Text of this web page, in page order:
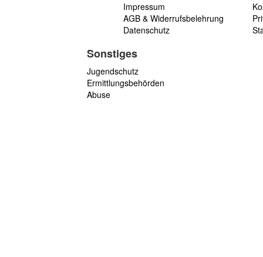
Impressum
AGB & Widerrufsbelehrung
Datenschutz
Sonstiges
Jugendschutz
Ermittlungsbehörden
Abuse